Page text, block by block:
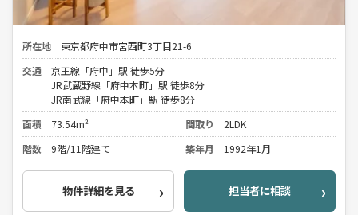
所在地
東京都府中市宮西町3丁目21-6
交通
京王線「府中」駅 徒歩5分
JR武蔵野線「府中本町」駅 徒歩8分
JR南武線「府中本町」駅 徒歩8分
面積
73.54m² 間取り
2LDK
階数
9階/11階建て 築年月 1992年1月
物件詳細を見る 担当者に相談